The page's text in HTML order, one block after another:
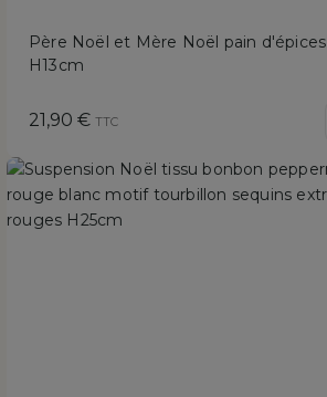
Père Noël et Mère Noël pain d'épices
H13cm
Prix
21,90 € TTC